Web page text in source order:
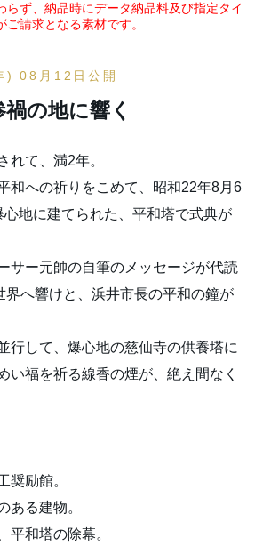
ず、納品時にデータ納品料及び指定タイ
請求となる素材です。
) 08月12日公開
の地に響く
れて、満2年。
和への祈りをこめて、昭和22年8月6
心地に建てられた、平和塔で式典が
サー元帥の自筆のメッセージが代読
界へ響けと、浜井市長の平和の鐘が
行して、爆心地の慈仙寺の供養塔に
い福を祈る線香の煙が、絶え間なく
奨励館。
ある建物。
平和塔の除幕。